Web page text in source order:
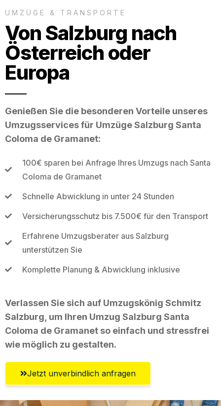
UMZÜGE & TRANSPORTE
Von Salzburg nach
Österreich oder
Europa
Genießen Sie die besonderen Vorteile unseres
Umzugsservices für Umzüge Salzburg Santa
Coloma de Gramanet:
100€ sparen bei Anfrage Ihres Umzugs nach Santa
Coloma de Gramanet
Schnelle Abwicklung in unter 24 Stunden
Versicherungsschutz bis 7.500€ für den Transport
Erfahrene Umzugsberater aus Salzburg
unterstützen Sie
Komplette Planung & Abwicklung inklusive
Verlassen Sie sich auf Umzugskönig Schmitz
Salzburg, um Ihren Umzug Salzburg Santa
Coloma de Gramanet so einfach und stressfrei
wie möglich zu gestalten.
Jetzt unverbindlich anfragen